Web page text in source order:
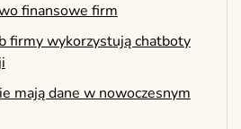
finansowe firm
firmy wykorzystują chatboty
mają dane w nowoczesnym